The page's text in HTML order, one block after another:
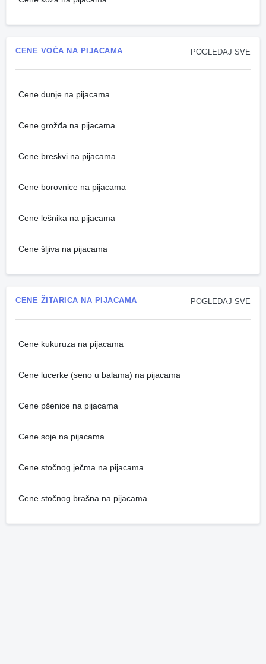
POGLEDAJ SVE
CENE VOĆA NA PIJACAMA
Cene dunje na pijacama
Cene grožđa na pijacama
Cene breskvi na pijacama
Cene borovnice na pijacama
Cene lešnika na pijacama
Cene šljiva na pijacama
POGLEDAJ SVE
CENE ŽITARICA NA PIJACAMA
Cene kukuruza na pijacama
Cene lucerke (seno u balama) na pijacama
Cene pšenice na pijacama
Cene soje na pijacama
Cene stočnog ječma na pijacama
Cene stočnog brašna na pijacama